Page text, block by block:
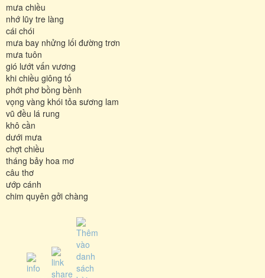
mưa chiều
nhớ lũy tre làng
cái chói
mưa bay nhửng lối đường trơn
mưa tuôn
gió lướt vấn vương
khi chiều giông tố
phớt phơ bồng bềnh
vọng vàng khói tỏa sương lam
vũ đều lá rung
khô cần
dưới mưa
chợt chiều
tháng bảy hoa mơ
câu thơ
ướp cánh
chim quyên gởi chàng